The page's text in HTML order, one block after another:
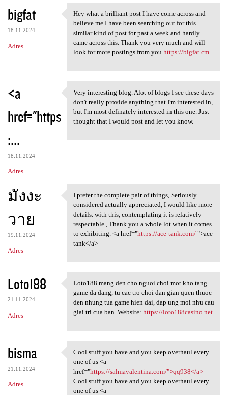
bigfat
18.11.2024
Adres
Hey what a brilliant post I
Hey what a brilliant post I have come across and
believe me I have been searching out for this
similar kind of post for past a week and hardly
came across this. Thank you very much and will
look for more postings from you.https://bigfat.cm
<a
href="https
:...
18.11.2024
Adres
Very interesting blog. Alot
Very interesting blog. Alot of blogs I see these days
don't really provide anything that I'm interested in,
but I'm most definately interested in this one. Just
thought that I would post and let you know.
มังงะ
วาย
19.11.2024
Adres
I prefer the complete pair of
I prefer the complete pair of things, Seriously
considered actually appreciated, I would like more
details. with this, contemplating it is relatively
respectable., Thank you a whole lot when it comes
to exhibiting. <a href="https://ace-tank.com/">ace
tank</a>
Loto188
21.11.2024
Adres
Loto188 mang den cho nguoi
Loto188 mang den cho nguoi choi mot kho tang
game da dang, tu cac tro choi dan gian quen thuoc
den nhung tua game hien dai, dap ung moi nhu cau
giai tri cua ban. Website: https://loto188casino.net
bisma
21.11.2024
Adres
Cool stuff you have and you
Cool stuff you have and you keep overhaul every
one of us <a
href="https://salmavalentina.com/">qq938</a>
Cool stuff you have and you keep overhaul every
one of us <a